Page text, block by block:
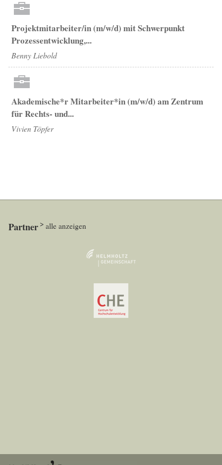
Projektmitarbeiter/in (m/w/d) mit Schwerpunkt
Prozessentwicklung,...
Benny Liebold
Akademische*r Mitarbeiter*in (m/w/d) am Zentrum
für Rechts- und...
Vivien Töpfer
Partner alle anzeigen